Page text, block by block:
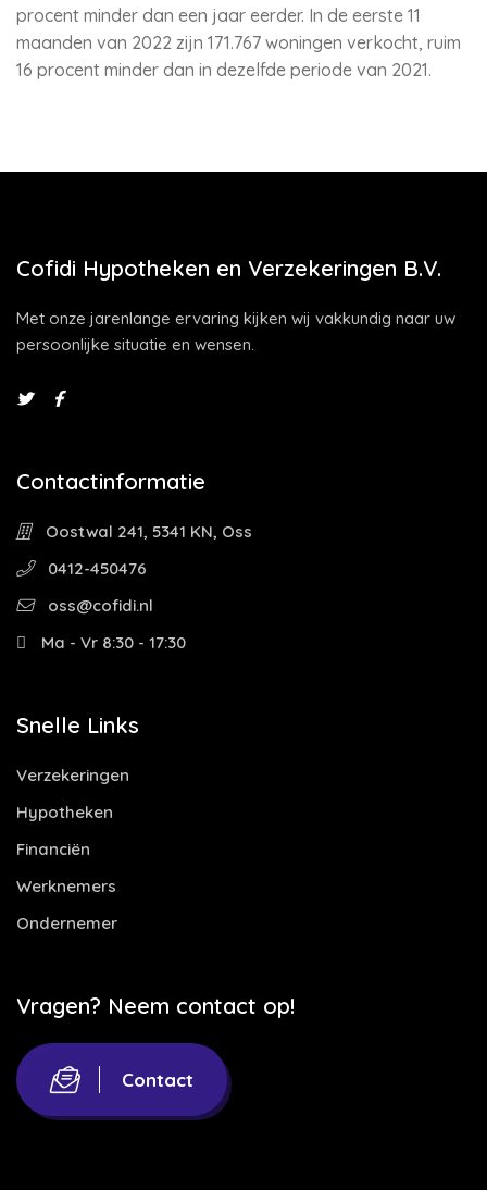
procent minder dan een jaar eerder. In de eerste 11
maanden van 2022 zijn 171.767 woningen verkocht, ruim
16 procent minder dan in dezelfde periode van 2021.
Cofidi Hypotheken en Verzekeringen B.V.
Met onze jarenlange ervaring kijken wij vakkundig naar uw
persoonlijke situatie en wensen.
Contactinformatie
Oostwal 241, 5341 KN, Oss
0412-450476
oss@cofidi.nl
Ma - Vr 8:30 - 17:30
Snelle Links
Verzekeringen
Hypotheken
Financiën
Werknemers
Ondernemer
Vragen? Neem contact op!
Contact